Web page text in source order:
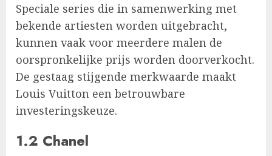
Speciale series die in samenwerking met
bekende artiesten worden uitgebracht,
kunnen vaak voor meerdere malen de
oorspronkelijke prijs worden doorverkocht.
De gestaag stijgende merkwaarde maakt
Louis Vuitton een betrouwbare
investeringskeuze.
1.2 Chanel